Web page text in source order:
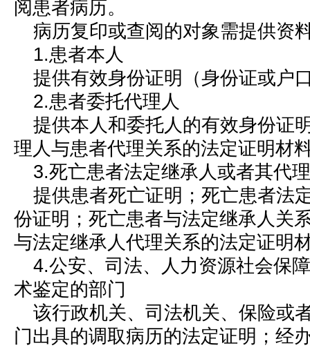
阅患者病历。
病历复印或查阅的对象需提供资
1.患者本人
提供有效身份证明（身份证或户
2.患者委托代理人
提供本人和委托人的有效身份证
理人与患者代理关系的法定证明材
3.死亡患者法定继承人或者其代
提供患者死亡证明；死亡患者法
份证明；死亡患者与法定继承人关
与法定继承人代理关系的法定证明
4.公安、司法、人力资源社会保
术鉴定的部门
该行政机关、司法机关、保险或
门出具的调取病历的法定证明；经